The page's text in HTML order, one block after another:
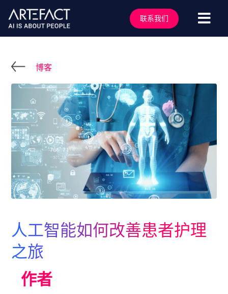
联系我们
切
航
解决方案
技术能力
行业洞察
客户案例
关于我们
行业活动
加入我们
Adopt AI
搜
索
博客
人工智能如何改善患者护理
之旅
作者